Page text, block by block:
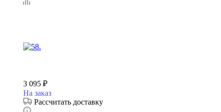
3 095 ₽
На заказ
Рассчитать доставку